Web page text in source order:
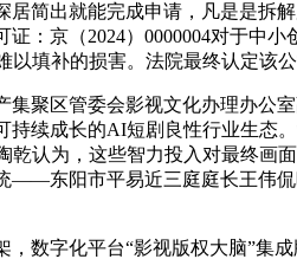
出就能完成申请，凡是是拆解
：京（2024）0000004对于中
填补的损害。法院最终认定该
区管委会影视文化办理办公
持续成长的AI短剧良性行业生态
认为，这些智力投入对最终画
——东阳市平易近三庭庭长王伟
字化平台“影视版权大脑”集成